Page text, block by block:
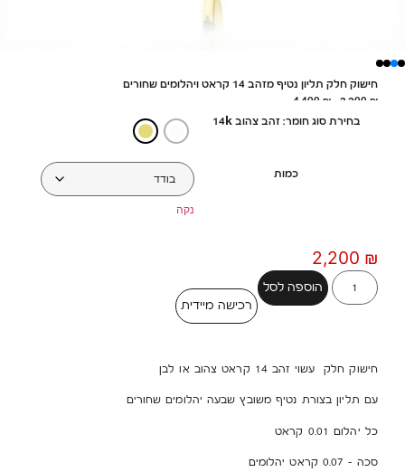
חישוק חלק תליון נטיף מזהב 14 קראט ויהלומים שחורים
2,200 ₪
4,400 ₪
בחירת סוג חומר: זהב צהוב 14k
כמות
נקה
2,200 ₪
הוספה לסל
רכישה מיידית
חישוק חלק עשוי זהב 14 קראט צהוב או לבן
עם תליון בצורת נטיף משובץ שבעה יהלומים שחורים
כל יהלום 0.01 קראט
סכה – 0.07 קראט יהלומים